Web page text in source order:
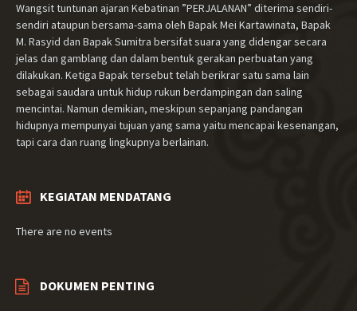
Wangsit tuntunan ajaran Kebatinan ”PERJALANAN” diterima sendiri-
sendiri ataupun bersama-sama oleh Bapak Mei Kartawinata, Bapak
M. Rasyid dan Bapak Sumitra bersifat suara yang didengar secara
jelas dan gamblang dan dalam bentuk gerakan perbuatan yang
dilakukan. Ketiga Bapak tersebut telah berikrar satu sama lain
sebagai saudara untuk hidup rukun berdampingan dan saling
mencintai. Namun demikian, meskipun sepanjang pandangan
hidupnya mempunyai tujuan yang sama yaitu mencapai kesenangan,
tapi cara dan ruang lingkupnya berlainan.
KEGIATAN MENDATANG
There are no events
DOKUMEN PENTING